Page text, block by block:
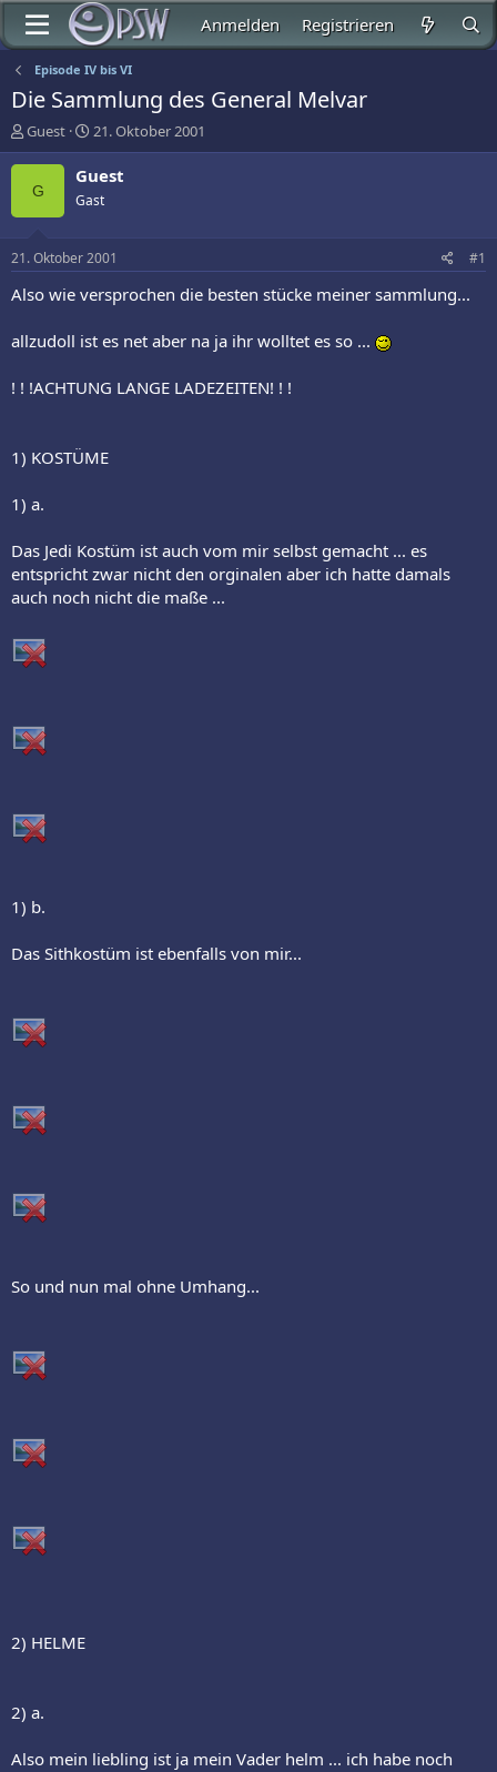
Anmelden Registrieren
Episode IV bis VI
Die Sammlung des General Melvar
E
r
s
e
r
Guest
E
r
s
e
l
t
a
21. Oktober 2001
G
Guest
Gast
21. Oktober 2001 #1
Also wie versprochen die besten stücke meiner sammlung...
allzudoll ist es net aber na ja ihr wolltet es so ...
! ! !ACHTUNG LANGE LADEZEITEN! ! !
1) KOSTÜME
1) a.
Das Jedi Kostüm ist auch vom mir selbst gemacht ... es
entspricht zwar nicht den orginalen aber ich hatte damals
auch noch nicht die maße ...
1) b.
Das Sithkostüm ist ebenfalls von mir...
So und nun mal ohne Umhang...
2) HELME
2) a.
Also mein liebling ist ja mein Vader helm ... ich habe noch